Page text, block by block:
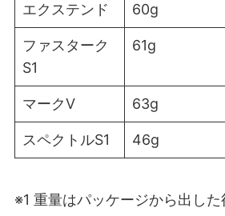
エクステンド 60g
ファスターク
S1
61g
マークV 63g
スペクトルS1 46g
※1 重量はパッケージから出し